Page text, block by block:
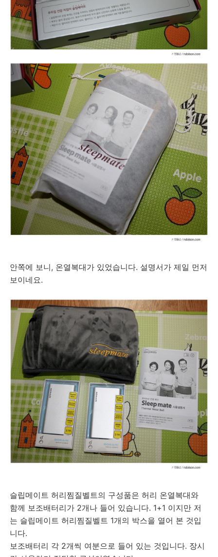
안쪽에 보니, 온열복대가 있었습니다. 설명서가 제일 먼저
보이네요.
슬립메이트 허리찜질벨트의 구성품은 허리 온열복대와
함께 보조배터리가 2개나 들어 있습니다. 1+1 이지만 저
는 슬립메이트 허리찜질벨트 1개의 박스을 열어 본 것입
니다.
보조배터리 각 2개씩 여분으로 들어 있는 것입니다. 장시